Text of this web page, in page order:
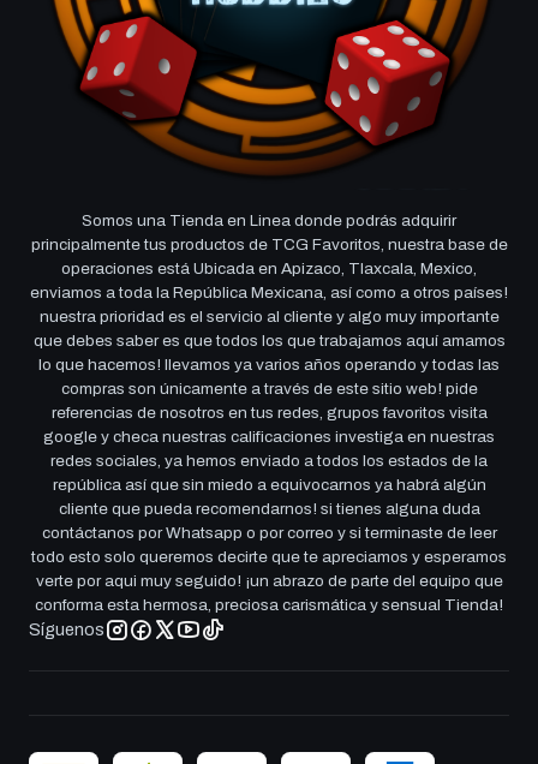
Somos una Tienda en Linea donde podrás adquirir
principalmente tus productos de TCG Favoritos, nuestra base de
operaciones está Ubicada en Apizaco, Tlaxcala, Mexico,
enviamos a toda la República Mexicana, así como a otros países!
nuestra prioridad es el servicio al cliente y algo muy importante
que debes saber es que todos los que trabajamos aquí amamos
lo que hacemos! llevamos ya varios años operando y todas las
compras son únicamente a través de este sitio web! pide
referencias de nosotros en tus redes, grupos favoritos visita
google y checa nuestras calificaciones investiga en nuestras
redes sociales, ya hemos enviado a todos los estados de la
república así que sin miedo a equivocarnos ya habrá algún
cliente que pueda recomendarnos! si tienes alguna duda
contáctanos por Whatsapp o por correo y si terminaste de leer
todo esto solo queremos decirte que te apreciamos y esperamos
verte por aqui muy seguido! ¡un abrazo de parte del equipo que
conforma esta hermosa, preciosa carismática y sensual Tienda!
Síguenos